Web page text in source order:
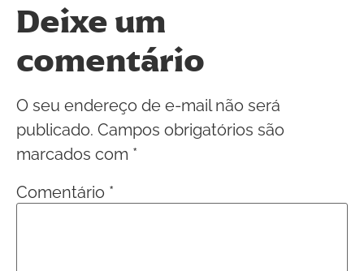
Deixe um
comentário
O seu endereço de e-mail não será
publicado. Campos obrigatórios são
marcados com *
Comentário *